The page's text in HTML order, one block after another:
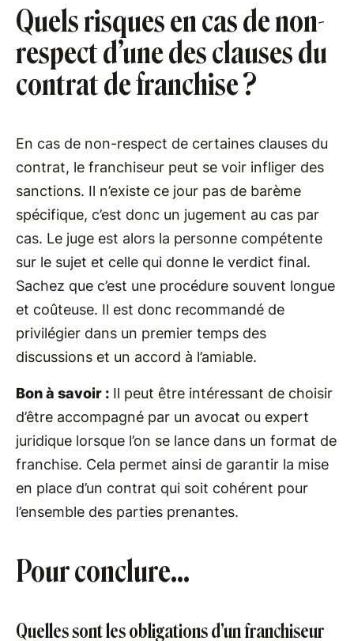
Quels risques en cas de non-
respect d’une des clauses du
contrat de franchise ?
En cas de non-respect de certaines clauses du
contrat, le franchiseur peut se voir infliger des
sanctions. Il n’existe ce jour pas de barème
spécifique, c’est donc un jugement au cas par
cas. Le juge est alors la personne compétente
sur le sujet et celle qui donne le verdict final.
Sachez que c’est une procédure souvent longue
et coûteuse. Il est donc recommandé de
privilégier dans un premier temps des
discussions et un accord à l’amiable.
Bon à savoir : Il peut être intéressant de choisir
d’être accompagné par un avocat ou expert
juridique lorsque l’on se lance dans un format de
franchise. Cela permet ainsi de garantir la mise
en place d’un contrat qui soit cohérent pour
l’ensemble des parties prenantes.
Pour conclure…
Quelles sont les obligations d’un franchiseur